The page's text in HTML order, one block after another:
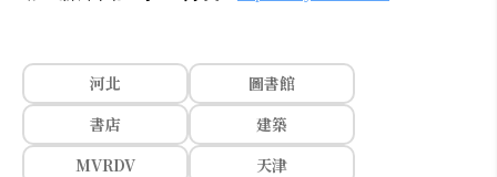
河北
圖書館
書店
建築
MVRDV
天津